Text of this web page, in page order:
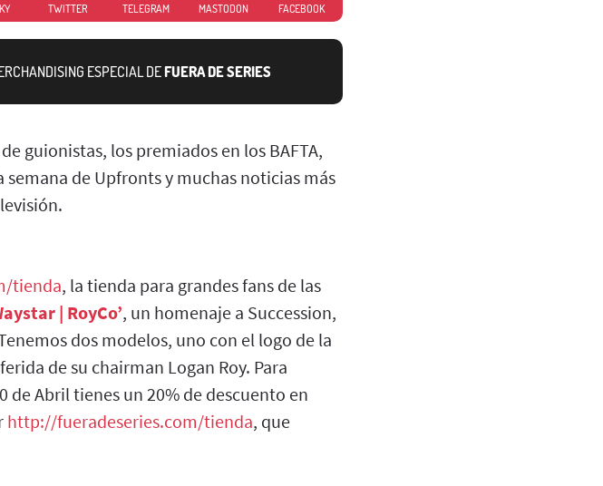
TWITTER TELEGRAM MASTODON FACEBOOK
ESPECIAL DEFUERA DE SERIES
guionistas, los premiados en los BAFTA,
de Upfronts y muchas noticias más
tienda, la tienda para grandes fans de las
| RoyCo’, un homenaje a Succession,
dos modelos, uno con el logo de la
de su chairman Logan Roy. Para
Abril tienes un 20% de descuento en
http://fueradeseries.com/tienda, que